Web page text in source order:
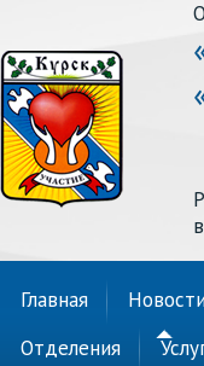
Главная
Отделения